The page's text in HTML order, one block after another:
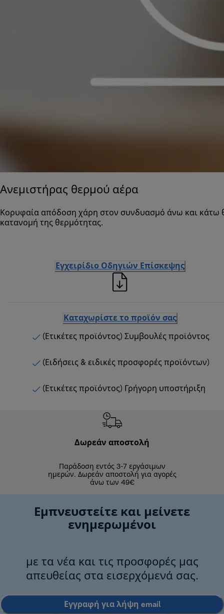
Ανεμιστήρας θερμού αέρα
Κορυφαία απόδοση χάρη στον συνδυασμό άνω και κάτω
κατανομή της θερμότητας.
Εγχειρίδιο Οδηγιών Επίσκεψης
Καταχωρίστε το προϊόν σας
(Ετικέτες προϊόντος) Συμβουλές προϊόντος
(Ειδήσεις & ειδικές προσφορές προϊόντων)
(Ετικέτες προϊόντος) Γρήγορη υποστήριξη
Δωρεάν αποστολή
Παράδοση εντός 3-7 εργάσιμων
ημερών. Δωρεάν αποστολή για αγορές
άνω των 49€
Εμπνευστείτε και μείνετε
ενημερωμένοι
με τα νέα και τις προσφορές μας
απευθείας στα εισερχόμενά σας.
Εγγραφή για λήψη email